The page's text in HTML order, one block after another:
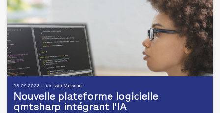
28.09.2023 | par Ivan Meissner
Nouvelle plateforme logicielle
qmtsharp intégrant l'IA